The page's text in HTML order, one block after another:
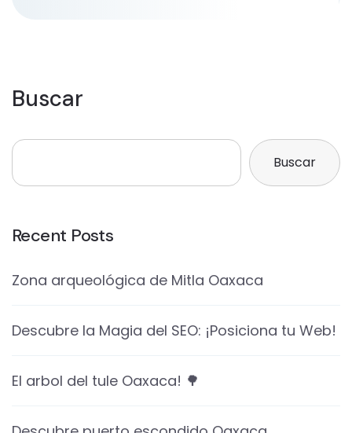
Buscar
Buscar
Recent Posts
Zona arqueológica de Mitla Oaxaca
Descubre la Magia del SEO: ¡Posiciona tu Web!
El arbol del tule Oaxaca! 🌳